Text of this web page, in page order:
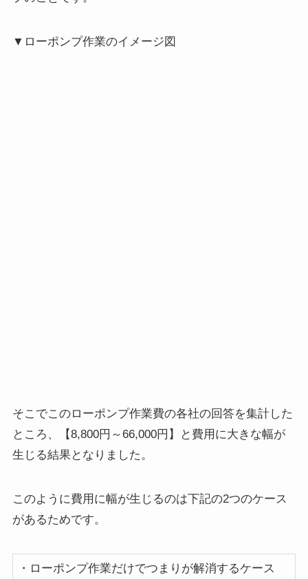
▼ローポンプ作業のイメージ図
そこでこのローポンプ作業費の各社の回答を集計した
ところ、【8,800円～66,000円】と費用に大きな幅が
生じる結果となりました。
このように費用に幅が生じるのは下記の2つのケース
があるためです。
・ローポンプ作業だけでつまりが解消するケース